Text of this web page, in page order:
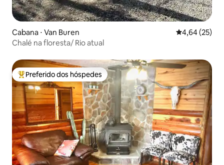
Cabana ⋅ Van Buren 4,64 de uma
4,64 (25)
Chalé na floresta/ Rio atual
Entre os melhores preferidos dos hóspedes
Preferido dos hóspedes